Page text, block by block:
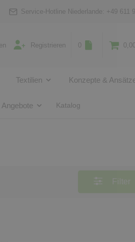
Service-Hotline Niederlande: +49 611
Registrieren 0
Textilien Konzepte &
Katalog
Filter